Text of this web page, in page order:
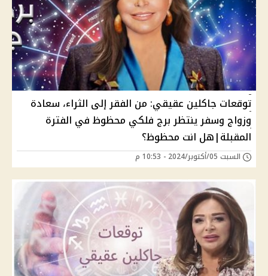
توقعات جاكلين عقيقي: من الفقر إلى الثراء، سعادة
وزواج وسفر ينتظر برج فلكي محظوظ في الفترة
المقبلة|هل انت محظوظ؟
السبت 05/أكتوبر/2024 - 10:53 م